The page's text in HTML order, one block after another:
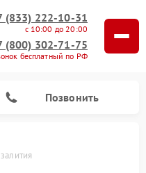
(833) 222-10-31
с 10:00 до 20:00
(800) 302-71-75
бесплатный по РФ
Позвонить